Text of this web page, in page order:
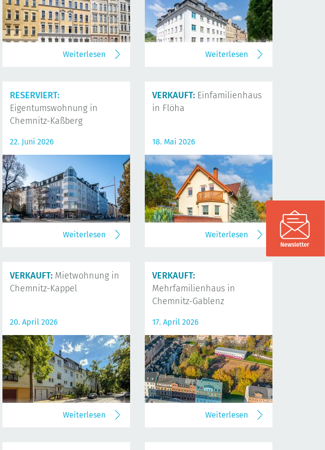
Weiterlesen Weiterlesen
RESERVIERT:
Eigentumswohnung in
Chemnitz-Kaßberg
22. Juni 2026
Weiterlesen
VERKAUFT: Einfamilienhaus
in Flöha
18. Mai 2026
Weiterlesen
VERKAUFT: Mietwohnung in
Chemnitz-Kappel
20. April 2026
Weiterlesen
VERKAUFT:
Mehrfamilienhaus in
Chemnitz-Gablenz
17. April 2026
Weiterlesen